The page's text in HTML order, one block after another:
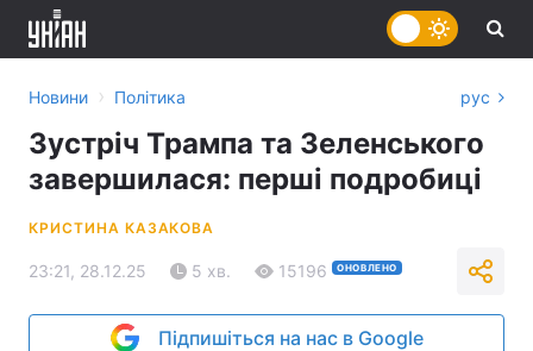
Новини › Політика рус
Зустріч Трампа та Зеленського
завершилася: перші подробиці
КРИСТИНА КАЗАКОВА
23:21, 28.12.25 5 хв. 15196 ОНОВЛЕНО
Підпишіться на нас в Google